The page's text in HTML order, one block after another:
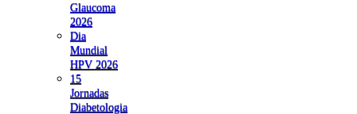
Glaucoma
2026
Dia
Mundial
HPV 2026
15
Jornadas
Diabetologia